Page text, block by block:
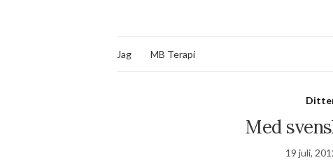
Jag MB Terapi
Med
19 juli,